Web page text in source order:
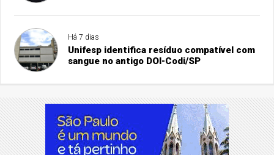
Há 7 dias
Unifesp identifica resíduo compatível com
sangue no antigo DOI-Codi/SP